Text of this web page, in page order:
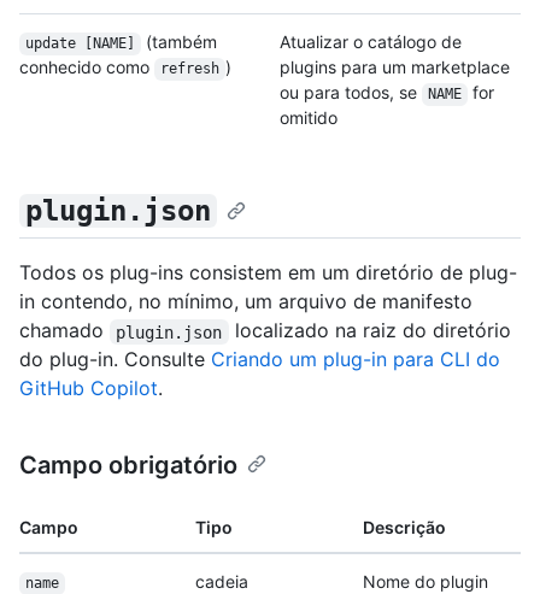
update [NAME]
(também
conhecido como
refresh )
Atualizar o catálogo de
plugins para um marketplace
ou para todos, se
NAME
for
omitido
plugin.json
Todos os plug-ins consistem em um diretório de plug-
in contendo, no mínimo, um arquivo de manifesto
chamado
plugin.json
localizado na raiz do diretório
do plug-in. Consulte Criando um plug-in para CLI do
GitHub Copilot.
Campo obrigatório
Campo Tipo Descrição
name cadeia
Nome do plugin